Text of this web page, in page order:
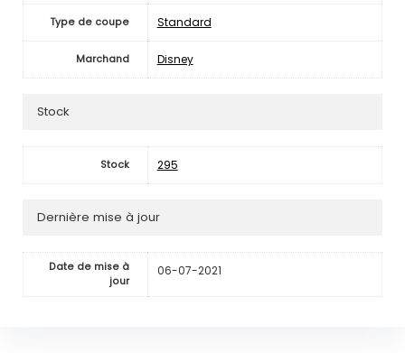
Type de coupe Standard
Marchand Disney
Stock
Stock 295
Dernière mise à jour
Date de mise à
jour
06-07-2021